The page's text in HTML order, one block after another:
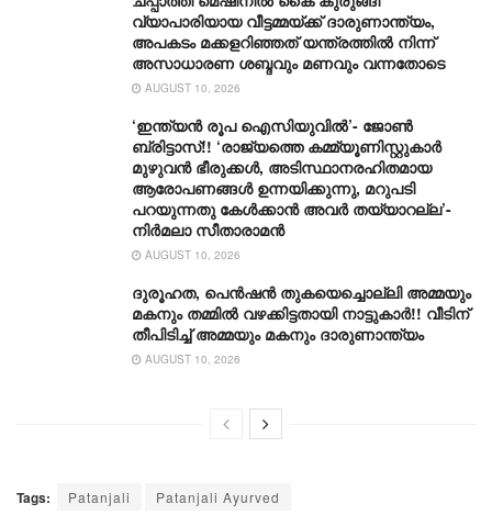
വ്യാപാരിയായ വീട്ടമ്മയ്ക്ക് ദാരുണാന്ത്യം,
അപകടം മക്കളറിഞ്ഞത് യന്ത്രത്തിൽ നിന്ന്
അസാധാരണ ശബ്ദവും മണവും വന്നതോടെ
AUGUST 10, 2026
‘ഇന്ത്യൻ രൂപ ഐസിയുവിൽ’- ജോൺ
ബ്രിട്ടാസ്!! ‘രാജ്യത്തെ കമ്മ്യൂണിസ്റ്റുകാർ
മുഴുവൻ ഭീരുക്കൾ, അടിസ്ഥാനരഹിതമായ
ആരോപണങ്ങൾ ഉന്നയിക്കുന്നു, മറുപടി
പറയുന്നതു കേൾക്കാൻ അവർ തയ്യാറല്ല’-
നിർമലാ സീതാരാമൻ
AUGUST 10, 2026
ദുരൂഹത, പെൻഷൻ തുകയെച്ചൊല്ലി അമ്മയും
മകനും തമ്മിൽ വഴക്കിട്ടതായി നാട്ടുകാർ!! വീടിന്
തീപിടിച്ച് അമ്മയും മകനും ദാരുണാന്ത്യം
AUGUST 10, 2026
Tags: Patanjali
Patanjali Ayurved